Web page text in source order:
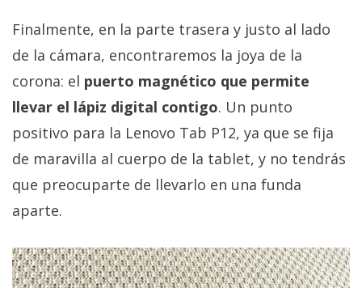
Finalmente, en la parte trasera y justo al lado
de la cámara, encontraremos la joya de la
corona: el puerto magnético que permite
llevar el lápiz digital contigo. Un punto
positivo para la Lenovo Tab P12, ya que se fija
de maravilla al cuerpo de la tablet, y no tendrás
que preocuparte de llevarlo en una funda
aparte.